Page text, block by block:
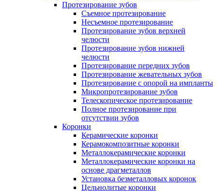
Протезирование зубов
Съемное протезирование
Несъемное протезирование
Протезирование зубов верхней
челюсти
Протезирование зубов нижней
челюсти
Протезирование передних зубов
Протезирование жевательных зубов
Протезирование с опорой на импланты
Микропротезирование зубов
Телескопическое протезирование
Полное протезирование при
отсутствии зубов
Коронки
Керамические коронки
Керамокомпозитные коронки
Металлокерамические коронки
Металлокерамические коронки на
основе драгметаллов
Установка безметалловых коронок
Цельнолитые коронки